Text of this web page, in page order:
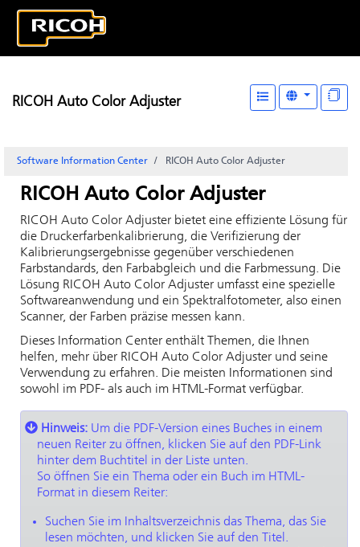
RICOH Auto Color Adjuster
Software Information Center RICOH Auto Color Adjuster
RICOH Auto Color Adjuster
RICOH Auto Color Adjuster bietet eine effiziente Lösung für
die Druckerfarbenkalibrierung, die Verifizierung der
Kalibrierungsergebnisse gegenüber verschiedenen
Farbstandards, den Farbabgleich und die Farbmessung. Die
Lösung RICOH Auto Color Adjuster umfasst eine spezielle
Softwareanwendung und ein Spektralfotometer, also einen
Scanner, der Farben präzise messen kann.
Dieses Information Center enthält Themen, die Ihnen
helfen, mehr über RICOH Auto Color Adjuster und seine
Verwendung zu erfahren. Die meisten Informationen sind
sowohl im PDF- als auch im HTML-Format verfügbar.
Hinweis: Um die PDF-Version eines Buches in einem
neuen Reiter zu öffnen, klicken Sie auf den PDF-Link
hinter dem Buchtitel in der Liste unten.
So öffnen Sie ein Thema oder ein Buch im HTML-
Format in diesem Reiter:
Suchen Sie im Inhaltsverzeichnis das Thema, das Sie
lesen möchten, und klicken Sie auf den Titel.